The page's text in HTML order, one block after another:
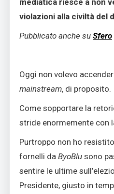
violazioni alla civiltà del
Pubblicato anche su Sfero
Oggi non volevo
mainstream, di proposito.
Come sopportare la
stride enormemente con
Purtroppo non ho
fornelli da ByoBlu sono
sentire le ultime
Presidente, giusto in